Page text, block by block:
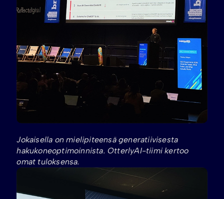
Jokaisella on mielipiteensä generatiivisesta
hakukoneoptimoinnista. OtterlyAI-tiimi kertoo
omat tuloksensa.